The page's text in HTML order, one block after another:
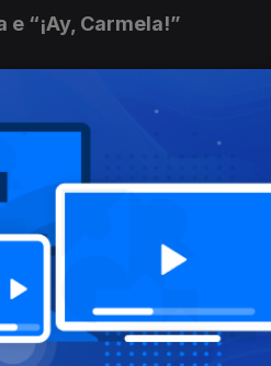
“¡Ay, Carmela!”
e “La Joven Guardia”
e “Falangista soy”